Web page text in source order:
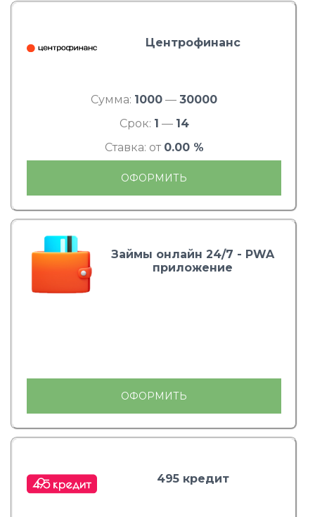
Центрофинанс
Сумма: 1000 — 30000
Срок: 1 — 14
Ставка: от 0.00 %
ОФОРМИТЬ
Займы онлайн 24/7 - PWA
приложение
ОФОРМИТЬ
495 кредит